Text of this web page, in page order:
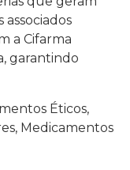
associados
a Cifarma
garantindo
Éticos,
Medicamentos